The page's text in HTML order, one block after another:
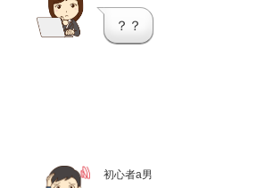
？？
初心者a男